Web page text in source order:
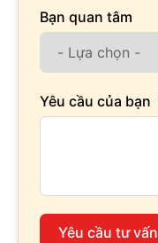
Bạn quan tâm
Yêu cầu của bạn
Yêu cầu tư vấn